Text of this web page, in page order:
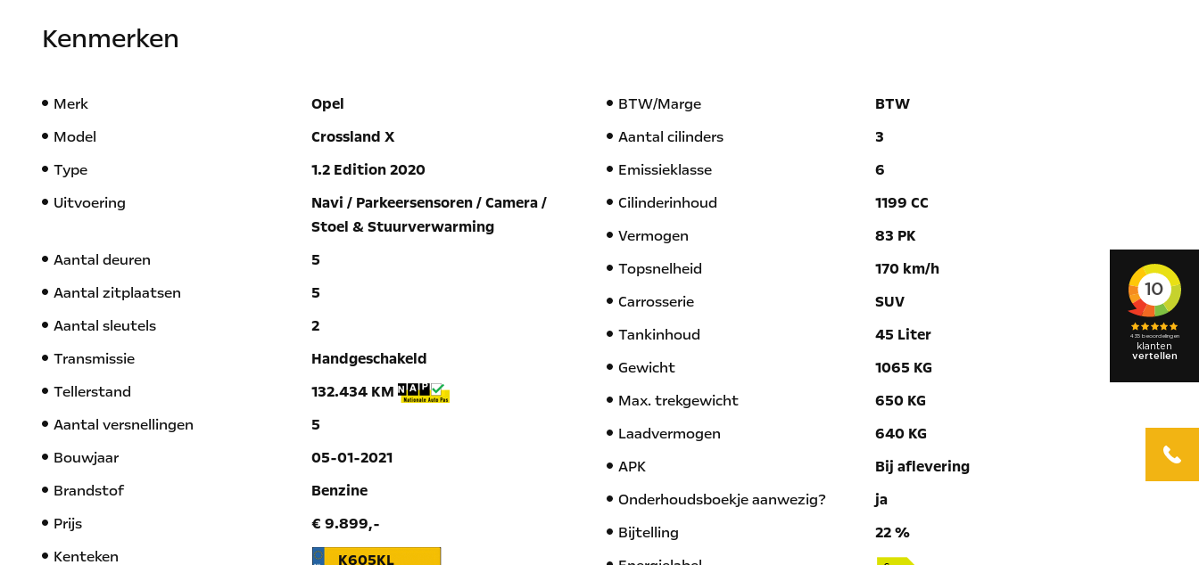
Kenmerken
Merk
Opel
Model
Crossland X
Type
1.2 Edition 2020
Uitvoering
Navi / Parkeersensoren / Camera /
Stoel & Stuurverwarming
Aantal deuren
5
Aantal zitplaatsen
5
Aantal sleutels
2
Transmissie
Handgeschakeld
Tellerstand
132.434 KM
Aantal versnellingen
5
Bouwjaar
05-01-2021
Brandstof
Benzine
Prijs
€ 9.899,-
Kenteken
K605KL
BTW/Marge
BTW
Aantal cilinders
3
Emissieklasse
6
Cilinderinhoud
1199 CC
Vermogen
83 PK
Topsnelheid
170 km/h
Carrosserie
SUV
Tankinhoud
45 Liter
Gewicht
1065 KG
Max. trekgewicht
650 KG
Laadvermogen
640 KG
APK
Bij aflevering
Onderhoudsboekje aanwezig?
ja
Bijtelling
22 %